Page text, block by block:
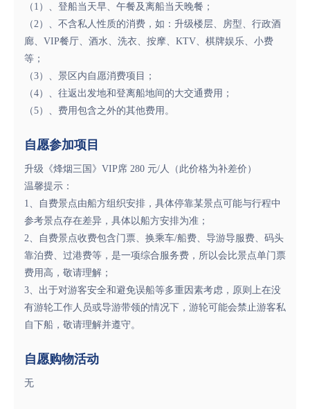
（1）、登船当天早、午餐及离船当天晚餐；
（2）、不含私人性质的消费，如：升级楼层、房型、行政酒
廊、VIP餐厅、酒水、洗衣、按摩、KTV、棋牌娱乐、小费
等；
（3）、景区内自愿消费项目；
（4）、往返出发地和登离船地间的大交通费用；
（5）、费用包含之外的其他费用。
自愿参加项目
升级《烽烟三国》VIP席 280 元/人（此价格为补差价）
温馨提示：
1、自费景点由船方组织安排，具体停靠某景点可能与行程中
参考景点存在差异，具体以船方安排为准；
2、自费景点收费包含门票、换乘车/船费、导游导服费、码头
靠泊费、过港费等，是一项综合服务费，所以会比景点单门票
费用高，敬请理解；
3、出于对游客安全和避免误船等多重因素考虑，原则上在没
有游轮工作人员或导游带领的情况下，游轮可能会禁止游客私
自下船，敬请理解并遵守。
自愿购物活动
无